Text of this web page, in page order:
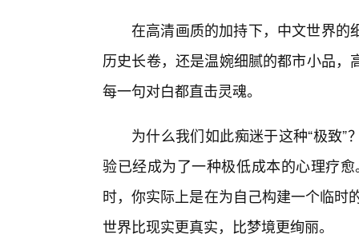
在高清画质的加持下，中文世界的
历史长卷，还是温婉细腻的都市小品
每一句对白都直击灵魂。
为什么我们如此痴迷于这种“极致
验已经成为了一种极低成本的心理疗
时，你实际上是在为自己构建一个临时
世界比现实更真实，比梦境更绚丽。